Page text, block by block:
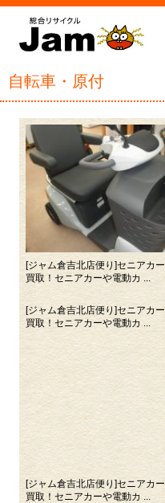
自転車・原付
[ジャム倉吉北店便り]セニアカー
買取！セニアカーや電動カ ...
[ジャム倉吉北店便り]セニアカー
買取！セニアカーや電動カ ...
[ジャム倉吉北店便り]セニアカー
買取！セニアカーや電動カ ...